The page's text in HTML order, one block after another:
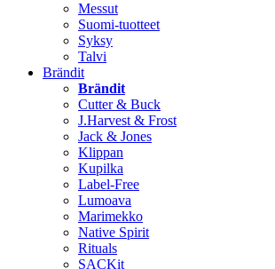
Messut
Suomi-tuotteet
Syksy
Talvi
Brändit
Brändit
Cutter & Buck
J.Harvest & Frost
Jack & Jones
Klippan
Kupilka
Label-Free
Lumoava
Marimekko
Native Spirit
Rituals
SACKit